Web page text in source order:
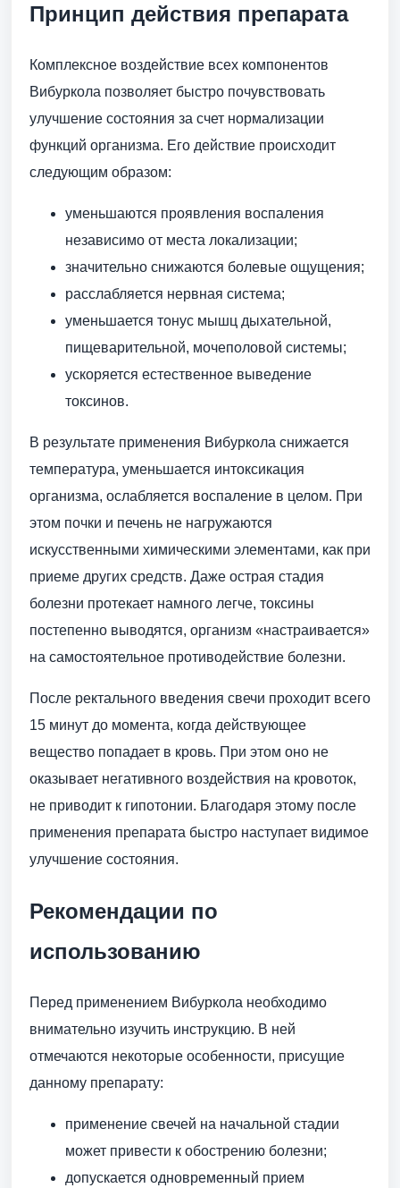
Принцип действия препарата
Комплексное воздействие всех компонентов
Вибуркола позволяет быстро почувствовать
улучшение состояния за счет нормализации
функций организма. Его действие происходит
следующим образом:
уменьшаются проявления воспаления
независимо от места локализации;
значительно снижаются болевые ощущения;
расслабляется нервная система;
уменьшается тонус мышц дыхательной,
пищеварительной, мочеполовой системы;
ускоряется естественное выведение
токсинов.
В результате применения Вибуркола снижается
температура, уменьшается интоксикация
организма, ослабляется воспаление в целом. При
этом почки и печень не нагружаются
искусственными химическими элементами, как при
приеме других средств. Даже острая стадия
болезни протекает намного легче, токсины
постепенно выводятся, организм «настраивается»
на самостоятельное противодействие болезни.
После ректального введения свечи проходит всего
15 минут до момента, когда действующее
вещество попадает в кровь. При этом оно не
оказывает негативного воздействия на кровоток,
не приводит к гипотонии. Благодаря этому после
применения препарата быстро наступает видимое
улучшение состояния.
Рекомендации по
использованию
Перед применением Вибуркола необходимо
внимательно изучить инструкцию. В ней
отмечаются некоторые особенности, присущие
данному препарату:
применение свечей на начальной стадии
может привести к обострению болезни;
допускается одновременный прием